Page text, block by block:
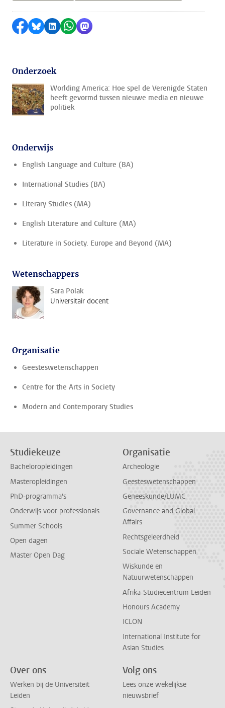
Delen op Facebook
Delen via Bluesky
Delen op LinkedIn
Delen via WhatsApp
Delen via Mastodon
Onderzoek
Worlding America: Hoe spel de Verenigde Staten
heeft gevormd tussen nieuwe media en nieuwe
politiek
Onderwijs
English Language and Culture (BA)
International Studies (BA)
Literary Studies (MA)
English Literature and Culture (MA)
Literature in Society. Europe and Beyond (MA)
Wetenschappers
Sara Polak
Universitair docent
Organisatie
Geesteswetenschappen
Centre for the Arts in Society
Modern and Contemporary Studies
Studiekeuze
Bacheloropleidingen
Masteropleidingen
PhD-programma's
Onderwijs voor professionals
Summer Schools
Open dagen
Master Open Dag
Organisatie
Archeologie
Geesteswetenschappen
Geneeskunde/LUMC
Governance and Global
Affairs
Rechtsgeleerdheid
Sociale Wetenschappen
Wiskunde en
Natuurwetenschappen
Afrika-Studiecentrum Leiden
Honours Academy
ICLON
International Institute for
Asian Studies
Over ons
Werken bij de Universiteit
Leiden
Volg ons
Lees onze wekelijkse
nieuwsbrief